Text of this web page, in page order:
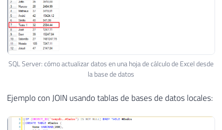
SQL Server: cómo actualizar datos en una hoja de cálculo de Excel desde
la base de datos
Ejemplo con JOIN usando tablas de bases de datos locales: